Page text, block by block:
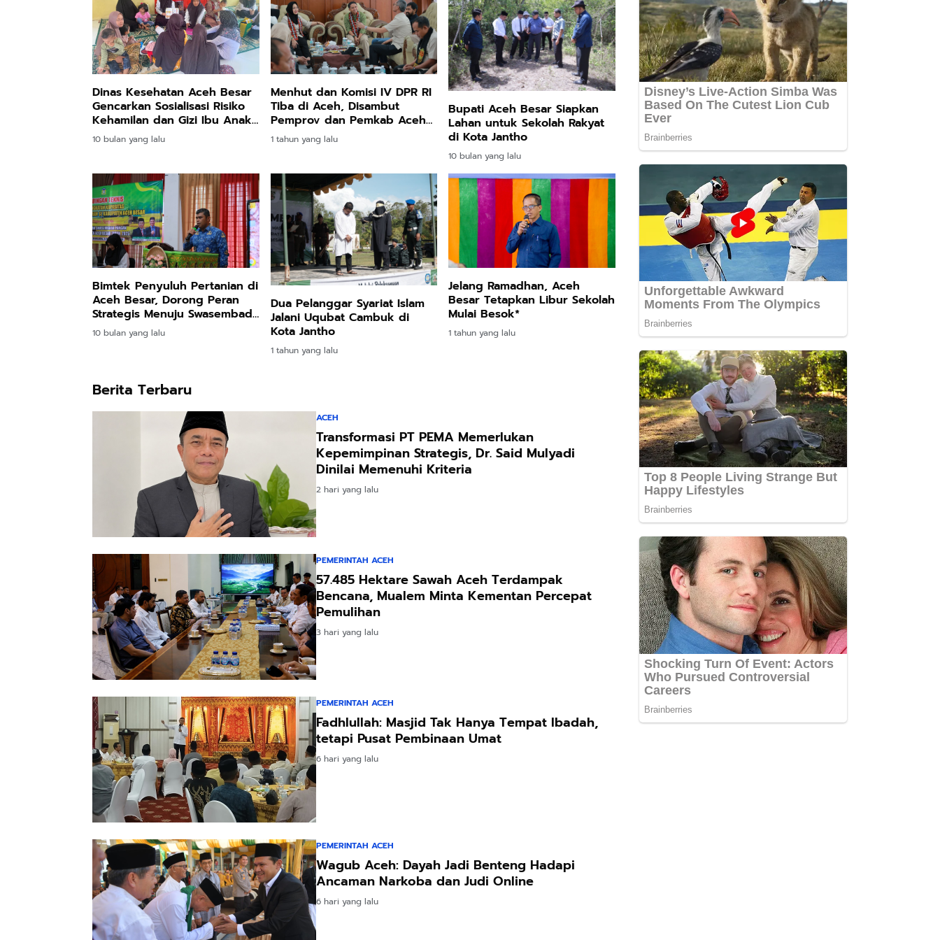
Dinas Kesehatan Aceh Besar
Gencarkan Sosialisasi Risiko
Kehamilan dan Gizi Ibu Anak
ke Gampong
10 bulan yang lalu
Menhut dan Komisi IV DPR RI
Tiba di Aceh, Disambut
Pemprov dan Pemkab Aceh
Besar
1 tahun yang lalu
Bupati Aceh Besar Siapkan
Lahan untuk Sekolah Rakyat
di Kota Jantho
10 bulan yang lalu
Bimtek Penyuluh Pertanian di
Aceh Besar, Dorong Peran
Strategis Menuju Swasembada
Pangan
10 bulan yang lalu
Dua Pelanggar Syariat Islam
Jalani Uqubat Cambuk di
Kota Jantho
1 tahun yang lalu
Jelang Ramadhan, Aceh
Besar Tetapkan Libur Sekolah
Mulai Besok*
1 tahun yang lalu
Berita Terbaru
ACEH
Transformasi PT PEMA Memerlukan
Kepemimpinan Strategis, Dr. Said Mulyadi
Dinilai Memenuhi Kriteria
2 hari yang lalu
PEMERINTAH ACEH
57.485 Hektare Sawah Aceh Terdampak
Bencana, Mualem Minta Kementan Percepat
Pemulihan
3 hari yang lalu
PEMERINTAH ACEH
Fadhlullah: Masjid Tak Hanya Tempat Ibadah,
tetapi Pusat Pembinaan Umat
6 hari yang lalu
PEMERINTAH ACEH
Wagub Aceh: Dayah Jadi Benteng Hadapi
Ancaman Narkoba dan Judi Online
6 hari yang lalu